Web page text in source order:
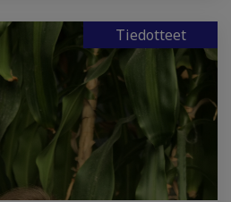
Tiedotteet